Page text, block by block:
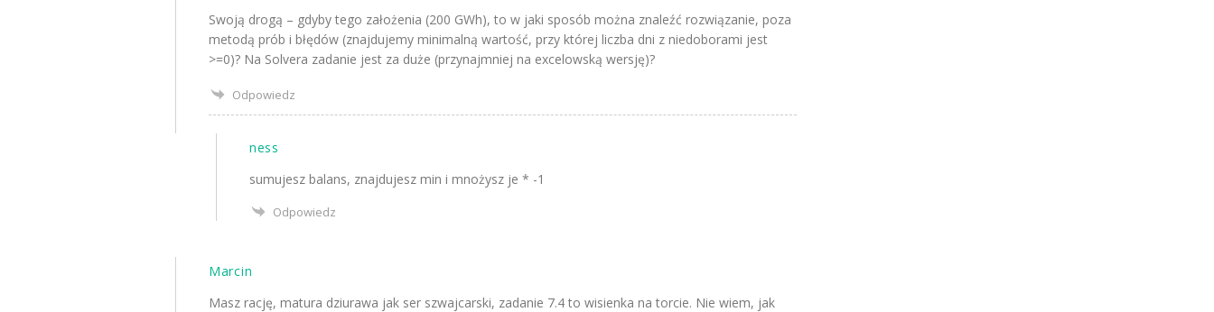
Swoją drogą – gdyby tego założenia (200 GWh), to w jaki sposób można znaleźć rozwiązanie, poza
metodą prób i błędów (znajdujemy minimalną wartość, przy której liczba dni z niedoborami jest
>=0)? Na Solvera zadanie jest za duże (przynajmniej na excelowską wersję)?
Odpowiedz
ness
sumujesz balans, znajdujesz min i mnożysz je * -1
Odpowiedz
Marcin
Masz rację, matura dziurawa jak ser szwajcarski, zadanie 7.4 to wisienka na torcie. Nie wiem, jak